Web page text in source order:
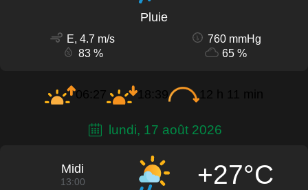
Pluie
E, 4.7 m/s
760 mmHg
83 %
65 %
06:27 18:39 12 h 11 min
lundi, 17 août 2026
Midi
13:00 +27°C